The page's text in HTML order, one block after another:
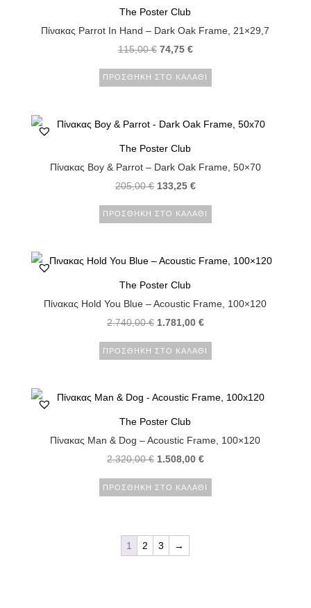
The Poster Club
Πίνακας Parrot In Hand – Dark Oak Frame, 21×29,7
115,00€ 74,75 €
ΠΡΟΣΘΉΚΗ ΣΤΟ ΚΑΛΆΘΙ
The Poster Club
Πίνακας Boy & Parrot – Dark Oak Frame, 50×70
205,00€ 133,25 €
ΠΡΟΣΘΉΚΗ ΣΤΟ ΚΑΛΆΘΙ
The Poster Club
Πίνακας Hold You Blue – Acoustic Frame, 100×120
2.740,00€ 1.781,00 €
ΠΡΟΣΘΉΚΗ ΣΤΟ ΚΑΛΆΘΙ
The Poster Club
Πίνακας Man & Dog – Acoustic Frame, 100×120
2.320,00€ 1.508,00 €
ΠΡΟΣΘΉΚΗ ΣΤΟ ΚΑΛΆΘΙ
1 2 3 →